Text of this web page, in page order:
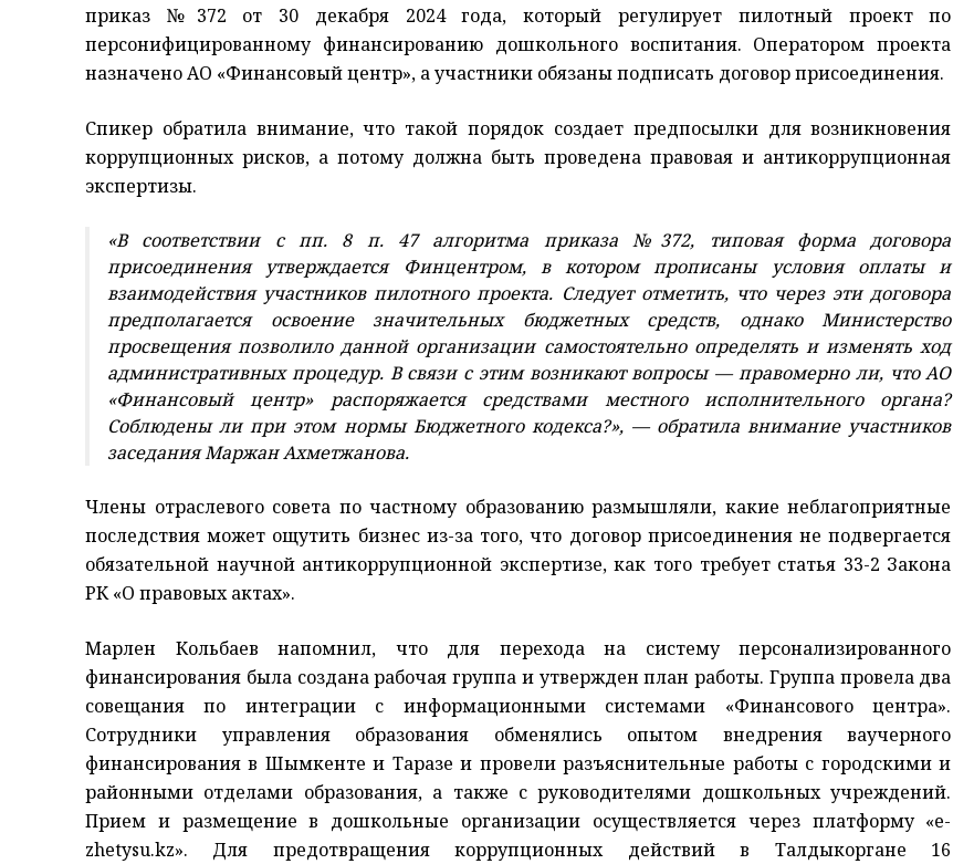
приказ №372 от 30 декабря 2024 года, который регулирует пилотный проект по
персонифицированному финансированию дошкольного воспитания. Оператором проекта
назначено АО «Финансовый центр», а участники обязаны подписать договор присоединения.
Спикер обратила внимание, что такой порядок создает предпосылки для возникновения
коррупционных рисков, а потому должна быть проведена правовая и антикоррупционная
экспертизы.
«В соответствии с пп. 8 п. 47 алгоритма приказа №372, типовая форма договора
присоединения утверждается Финцентром, в котором прописаны условия оплаты и
взаимодействия участников пилотного проекта. Следует отметить, что через эти договора
предполагается освоение значительных бюджетных средств, однако Министерство
просвещения позволило данной организации самостоятельно определять и изменять ход
административных процедур. В связи с этим возникают вопросы — правомерно ли, что АО
«Финансовый центр» распоряжается средствами местного исполнительного органа?
Соблюдены ли при этом нормы Бюджетного кодекса?», — обратила внимание участников
заседания Маржан Ахметжанова.
Члены отраслевого совета по частному образованию размышляли, какие неблагоприятные
последствия может ощутить бизнес из-за того, что договор присоединения не подвергается
обязательной научной антикоррупционной экспертизе, как того требует статья 33-2 Закона
РК «О правовых актах».
Марлен Кольбаев напомнил, что для перехода на систему персонализированного
финансирования была создана рабочая группа и утвержден план работы. Группа провела два
совещания по интеграции с информационными системами «Финансового центра».
Сотрудники управления образования обменялись опытом внедрения ваучерного
финансирования в Шымкенте и Таразе и провели разъяснительные работы с городскими и
районными отделами образования, а также с руководителями дошкольных учреждений.
Прием и размещение в дошкольные организации осуществляется через платформу «e-
zhetysu.kz». Для предотвращения коррупционных действий в Талдыкоргане 16